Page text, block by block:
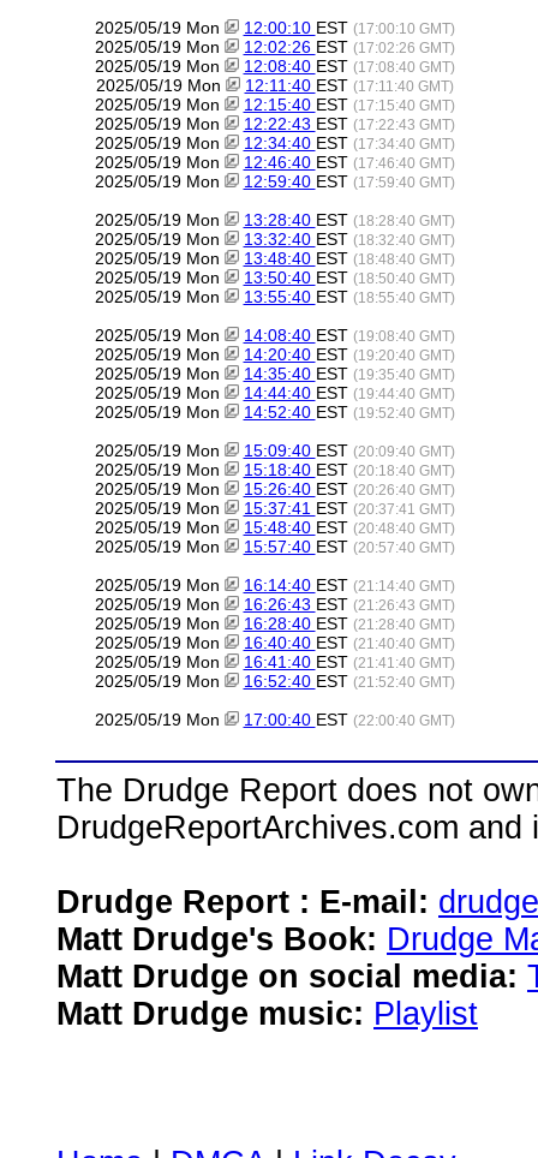
2025/05/19 Mon 12:00:10 EST (17:00:10 GMT)
2025/05/19 Mon 12:02:26 EST (17:02:26 GMT)
2025/05/19 Mon 12:08:40 EST (17:08:40 GMT)
2025/05/19 Mon 12:11:40 EST (17:11:40 GMT)
2025/05/19 Mon 12:15:40 EST (17:15:40 GMT)
2025/05/19 Mon 12:22:43 EST (17:22:43 GMT)
2025/05/19 Mon 12:34:40 EST (17:34:40 GMT)
2025/05/19 Mon 12:46:40 EST (17:46:40 GMT)
2025/05/19 Mon 12:59:40 EST (17:59:40 GMT)
2025/05/19 Mon 13:28:40 EST (18:28:40 GMT)
2025/05/19 Mon 13:32:40 EST (18:32:40 GMT)
2025/05/19 Mon 13:48:40 EST (18:48:40 GMT)
2025/05/19 Mon 13:50:40 EST (18:50:40 GMT)
2025/05/19 Mon 13:55:40 EST (18:55:40 GMT)
2025/05/19 Mon 14:08:40 EST (19:08:40 GMT)
2025/05/19 Mon 14:20:40 EST (19:20:40 GMT)
2025/05/19 Mon 14:35:40 EST (19:35:40 GMT)
2025/05/19 Mon 14:44:40 EST (19:44:40 GMT)
2025/05/19 Mon 14:52:40 EST (19:52:40 GMT)
2025/05/19 Mon 15:09:40 EST (20:09:40 GMT)
2025/05/19 Mon 15:18:40 EST (20:18:40 GMT)
2025/05/19 Mon 15:26:40 EST (20:26:40 GMT)
2025/05/19 Mon 15:37:41 EST (20:37:41 GMT)
2025/05/19 Mon 15:48:40 EST (20:48:40 GMT)
2025/05/19 Mon 15:57:40 EST (20:57:40 GMT)
2025/05/19 Mon 16:14:40 EST (21:14:40 GMT)
2025/05/19 Mon 16:26:43 EST (21:26:43 GMT)
2025/05/19 Mon 16:28:40 EST (21:28:40 GMT)
2025/05/19 Mon 16:40:40 EST (21:40:40 GMT)
2025/05/19 Mon 16:41:40 EST (21:41:40 GMT)
2025/05/19 Mon 16:52:40 EST (21:52:40 GMT)
2025/05/19 Mon 17:00:40 EST (22:00:40 GMT)
The Drudge Report does not
DrudgeReportArchives.com
Drudge Report : E-mail:
Matt Drudge's Book: Drudge
Matt Drudge on social media:
Matt Drudge music: Playlist